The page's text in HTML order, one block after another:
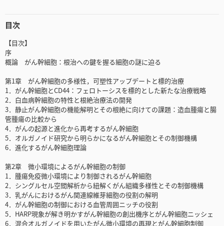
目次
【目次】
序
概論 がん幹細胞：根治への鍵を握る細胞の謎に迫る
第1章 がん幹細胞の多様性，可塑性アップデートと標的治療
1．がん幹細胞とCD44：フェロトーシスを標的とした新たな治療戦略
2．白血病幹細胞の特性と根絶治療法の開発
3．静止がん幹細胞の機能解明とその根絶に向けての課題：造血腫瘍と腸
管腫瘍の比較から
4．がんの起源と進化から再考するがん幹細胞
5．オルガノイド研究から明らかになるがん幹細胞とその制御機構
6．進化するがん幹細胞理論
第2章 微小環境によるがん幹細胞の制御
1．腫瘍免疫微小環境により制御されるがん幹細胞
2．シングルセル空間解析から紐解くがん組織多様性とその制御機構
3．乳がんにおけるがん関連線維芽細胞の役割の解明
4．がん幹細胞の制御における血管周囲ニッチの役割
5．HARP現象が解き明かすがん幹細胞の創出機序とがん幹細胞ニッシェ
6．混合オルガノイドを用いたがん微小環境の再現とがん幹細胞制御